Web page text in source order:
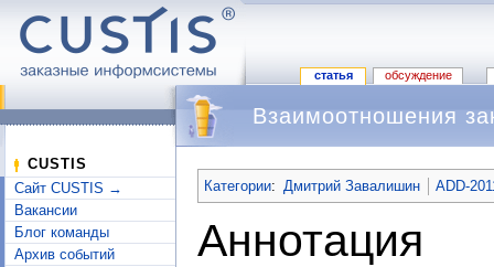
статья обсуждение
CUSTIS
Сайт CUSTIS →
Вакансии
Блог команды
Архив событий
Взаимоотношения
Категории: Дмитрий Завалишин ADD-
Аннотация